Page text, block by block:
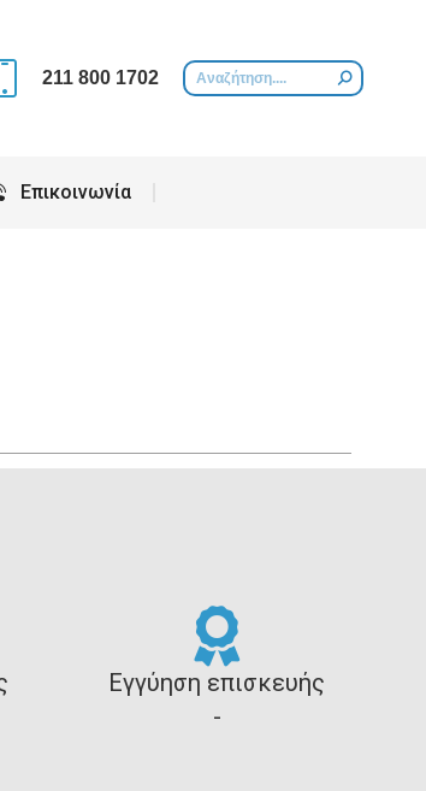
211 800 1702
Επικοινωνία
Εγγύηση επισκευής
-
εξυπηρετούμε Επικοινωνία